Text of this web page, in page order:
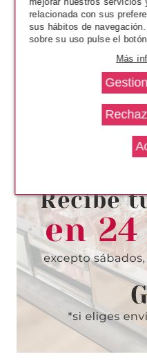
VERSACE
Pvr 126.00€
relacionada con sus
sus hábitos de
sobre su uso pulse el
Más